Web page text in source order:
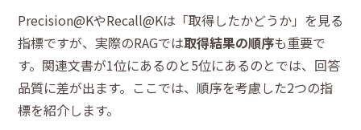
Precision@KやRecall@Kは「取得したかどうか」を見る
指標ですが、実際のRAGでは取得結果の順序も重要で
す。関連文書が1位にあるのと5位にあるのとでは、回答
品質に差が出ます。ここでは、順序を考慮した2つの指
標を紹介します。